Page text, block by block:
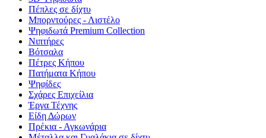
Πέπλες σε δίχτυ
Μπορντούρες - Λιστέλο
Ψηφιδωτά Premium Collection
Νιπτήρες
Βότσαλα
Πέτρες Κήπου
Πατήματα Κήπου
Ψηφίδες
Σχάρες Επιχείλια
Έργα Τέχνης
Είδη Δώρων
Πρέκια - Αγκωνάρια